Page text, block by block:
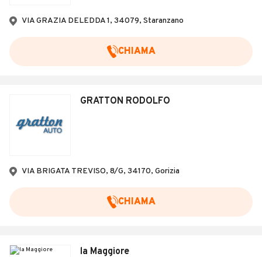
VIA GRAZIA DELEDDA 1, 34079, Staranzano
CHIAMA
GRATTON RODOLFO
VIA BRIGATA TREVISO, 8/G, 34170, Gorizia
CHIAMA
la Maggiore